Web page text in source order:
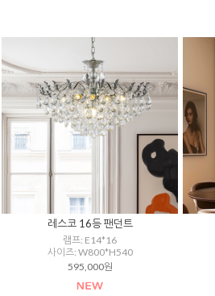
레스코 16등 팬던트
램프: E14*16
사이즈: W800*H540
595,000원